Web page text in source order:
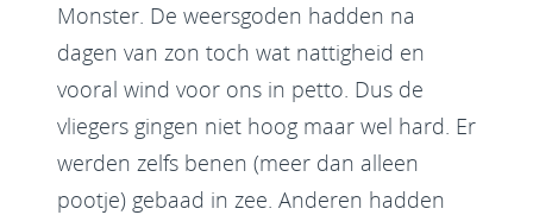
Monster. De weersgoden hadden na
dagen van zon toch wat nattigheid en
vooral wind voor ons in petto. Dus de
vliegers gingen niet hoog maar wel hard. Er
werden zelfs benen (meer dan alleen
pootje) gebaad in zee. Anderen hadden